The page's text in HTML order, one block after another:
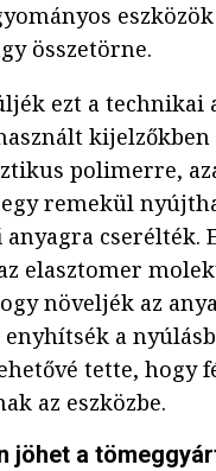
összetörne.
ezt a technikai
kijelzőkben
polimerre,
remekül
anyagra cserélték.
elasztomer
növeljék az
enyhítsék a
tette, hogy
az eszközbe.
jöhet a